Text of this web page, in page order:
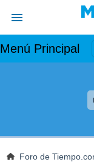
Menú Principal
Foro de